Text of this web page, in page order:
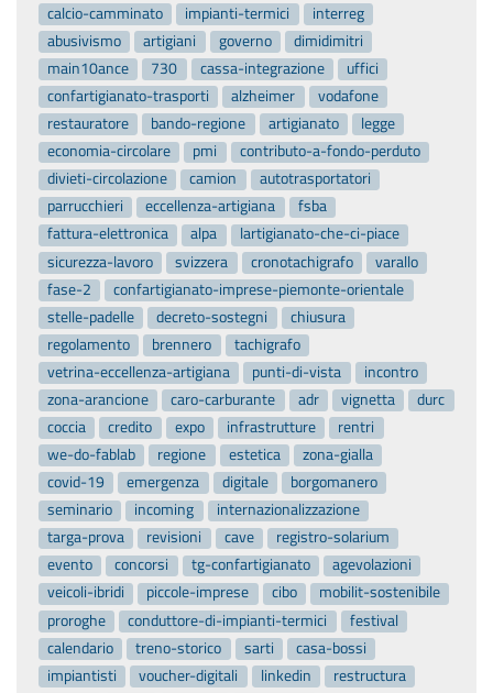
calcio-camminato impianti-termici
interreg
abusivismo
artigiani governo
dimidimitri
main10ance
730 cassa-integrazione
uffici
confartigianato-trasporti
alzheimer
vodafone
restauratore
bando-regione artigianato
legge
economia-circolare
pmi
contributo-a-fondo-perduto
divieti-circolazione
camion
autotrasportatori
parrucchieri
eccellenza-artigiana
fsba
fattura-elettronica
alpa
lartigianato-che-ci-piace
sicurezza-lavoro
svizzera cronotachigrafo
varallo
fase-2
confartigianato-imprese-piemonte-orientale
stelle-padelle
decreto-sostegni
chiusura
regolamento
brennero
tachigrafo
vetrina-eccellenza-artigiana
punti-di-vista
incontro
zona-arancione
caro-carburante adr vignetta
durc
coccia
credito expo infrastrutture
rentri
we-do-fablab
regione estetica
zona-gialla
covid-19
emergenza digitale
borgomanero
seminario
incoming
internazionalizzazione
targa-prova
revisioni cave
registro-solarium
evento
concorsi tg-confartigianato
agevolazioni
veicoli-ibridi
piccole-imprese cibo
mobilit-sostenibile
proroghe
conduttore-di-impianti-termici
festival
calendario
treno-storico sarti
casa-bossi
impiantisti
voucher-digitali linkedin
restructura